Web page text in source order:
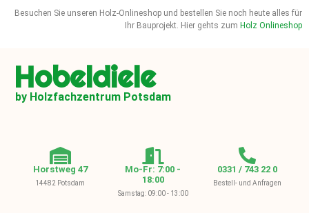
Besuchen Sie unseren Holz-Onlineshop und bestellen Sie noch heute alles für
Ihr Bauprojekt. Hier gehts zum Holz Onlineshop
Hobeldiele
by Holzfachzentrum Potsdam
Horstweg 47
14482 Potsdam
Mo-Fr: 7:00 -
18:00
Samstag: 09:00 - 13:00
0331 / 743 22 0
Bestell- und Anfragen